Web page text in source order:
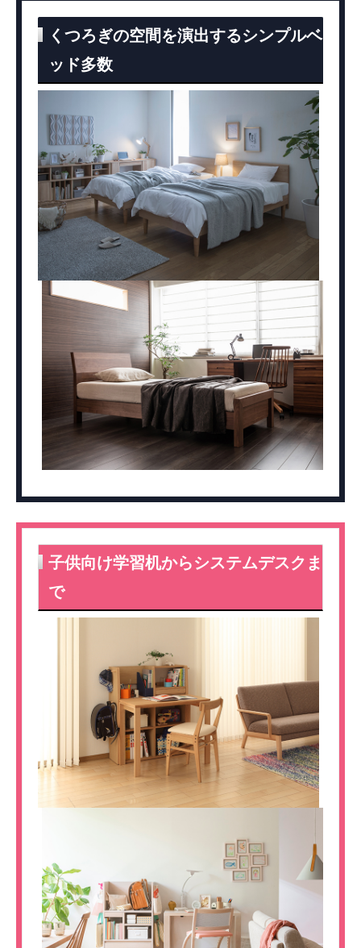
くつろぎの空間を演出するシンプルベ
ッド多数
子供向け学習机からシステムデスクま
で